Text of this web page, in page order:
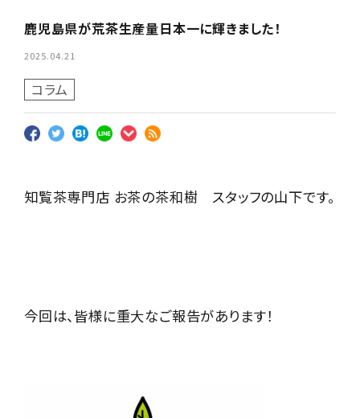
翠の雫
新規会員登録で200pt進
予算で探す
9:00～18:00
鹿児島県が荒茶生産量日本一に輝きました！
2025.04.21
コラム
知覧茶専門店 お茶の茶和樹 スタッフの山下です。
今回は、皆様に重大なご報告があります！